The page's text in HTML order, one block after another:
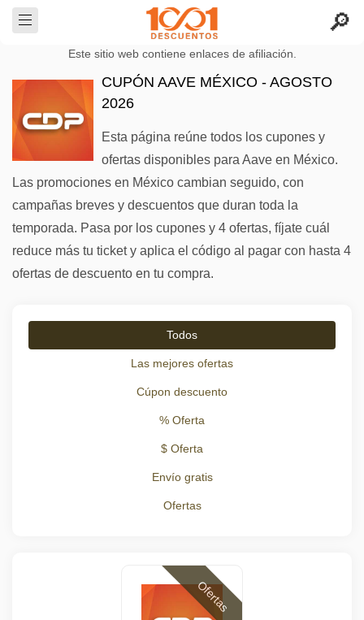
Este sitio web contiene enlaces de afiliación.
CUPÓN AAVE MÉXICO - AGOSTO
2026
Esta página reúne todos los cupones y
ofertas disponibles para Aave en México.
Las promociones en México cambian seguido, con
campañas breves y descuentos que duran toda la
temporada. Pasa por los cupones y 4 ofertas, fíjate cuál
reduce más tu ticket y aplica el código al pagar con hasta 4
ofertas de descuento en tu compra.
Todos
Las mejores ofertas
Cúpon descuento
% Oferta
$ Oferta
Envío gratis
Ofertas
Ofertas